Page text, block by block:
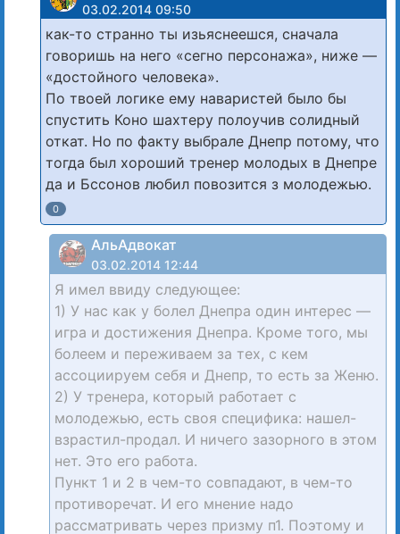
03.02.2014 09:50
как-то странно ты изьяснеешся, сначала
говоришь на него «сегно персонажа», ниже —
«достойного человека».
По твоей логике ему наваристей было бы
спустить Коно шахтеру полоучив солидный
откат. Но по факту выбрале Днепр потому, что
тогда был хороший тренер молодых в Днепре
да и Бссонов любил повозится з молодежью.
0
АльАдвокат
03.02.2014 12:44
Я имел ввиду следующее:
1) У нас как у болел Днепра один интерес —
игра и достижения Днепра. Кроме того, мы
болеем и переживаем за тех, с кем
ассоциируем себя и Днепр, то есть за Женю.
2) У тренера, который работает с
молодежью, есть своя специфика: нашел-
взрастил-продал. И ничего зазорного в этом
нет. Это его работа.
Пункт 1 и 2 в чем-то совпадают, в чем-то
противоречат. И его мнение надо
рассматривать через призму п1. Поэтому и